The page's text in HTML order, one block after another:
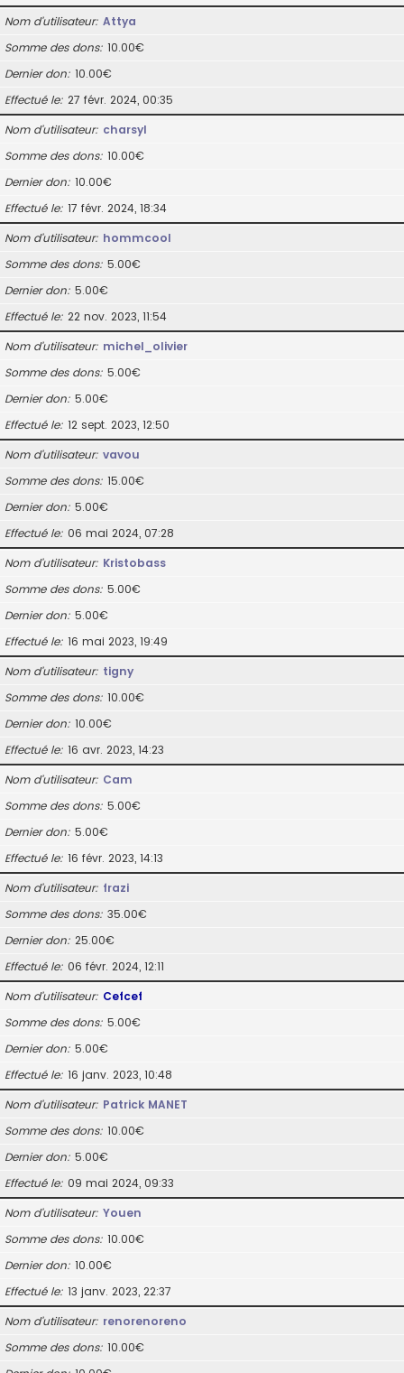
Nom d’utilisateur Attya
Somme des dons 10.00€
Dernier don 10.00€
Effectué le 27 févr. 2024, 00:35
Nom d’utilisateur charsyl
Somme des dons 10.00€
Dernier don 10.00€
Effectué le 17 févr. 2024, 18:34
Nom d’utilisateur hommcool
Somme des dons 5.00€
Dernier don 5.00€
Effectué le 22 nov. 2023, 11:54
Nom d’utilisateur michel_olivier
Somme des dons 5.00€
Dernier don 5.00€
Effectué le 12 sept. 2023, 12:50
Nom d’utilisateur vavou
Somme des dons 15.00€
Dernier don 5.00€
Effectué le 06 mai 2024, 07:28
Nom d’utilisateur Kristobass
Somme des dons 5.00€
Dernier don 5.00€
Effectué le 16 mai 2023, 19:49
Nom d’utilisateur tigny
Somme des dons 10.00€
Dernier don 10.00€
Effectué le 16 avr. 2023, 14:23
Nom d’utilisateur Cam
Somme des dons 5.00€
Dernier don 5.00€
Effectué le 16 févr. 2023, 14:13
Nom d’utilisateur frazi
Somme des dons 35.00€
Dernier don 25.00€
Effectué le 06 févr. 2024, 12:11
Nom d’utilisateur Cefcef
Somme des dons 5.00€
Dernier don 5.00€
Effectué le 16 janv. 2023, 10:48
Nom d’utilisateur Patrick MANET
Somme des dons 10.00€
Dernier don 5.00€
Effectué le 09 mai 2024, 09:33
Nom d’utilisateur Youen
Somme des dons 10.00€
Dernier don 10.00€
Effectué le 13 janv. 2023, 22:37
Nom d’utilisateur renorenoreno
Somme des dons 10.00€